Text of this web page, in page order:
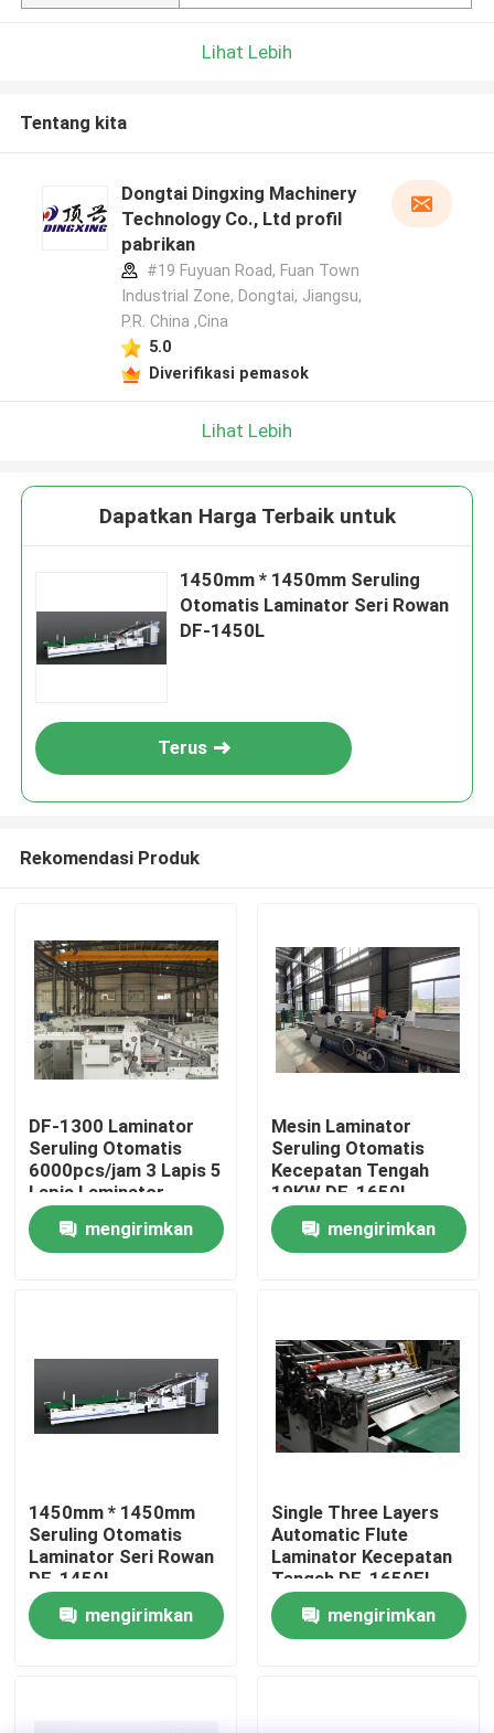
Produk
Tentang Kami
Berita
Kasus-kasus
Mesin Laminator Seruling
Lihat Lebih
Tentang kita
Dongtai Dingxing Machinery
Technology Co., Ltd profil
pabrikan
#19 Fuyuan Road, Fuan Town
Industrial Zone, Dongtai, Jiangsu,
P.R. China ,Cina
5.0
Diverifikasi pemasok
Lihat Lebih
Dapatkan Harga Terbaik untuk
1450mm * 1450mm Seruling
Otomatis Laminator Seri Rowan
DF-1450L
Terus
Rekomendasi Produk
DF-1300 Laminator
Seruling Otomatis
6000pcs/jam 3 Lapis 5
Lapis Laminator
Seruling
mengirimkan
Mesin Laminator
Seruling Otomatis
Kecepatan Tengah
19KW DF-1650L
mengirimkan
1450mm * 1450mm
Seruling Otomatis
Laminator Seri Rowan
DF-1450L
mengirimkan
Single Three Layers
Automatic Flute
Laminator Kecepatan
Tengah DF-1650EL
mengirimkan